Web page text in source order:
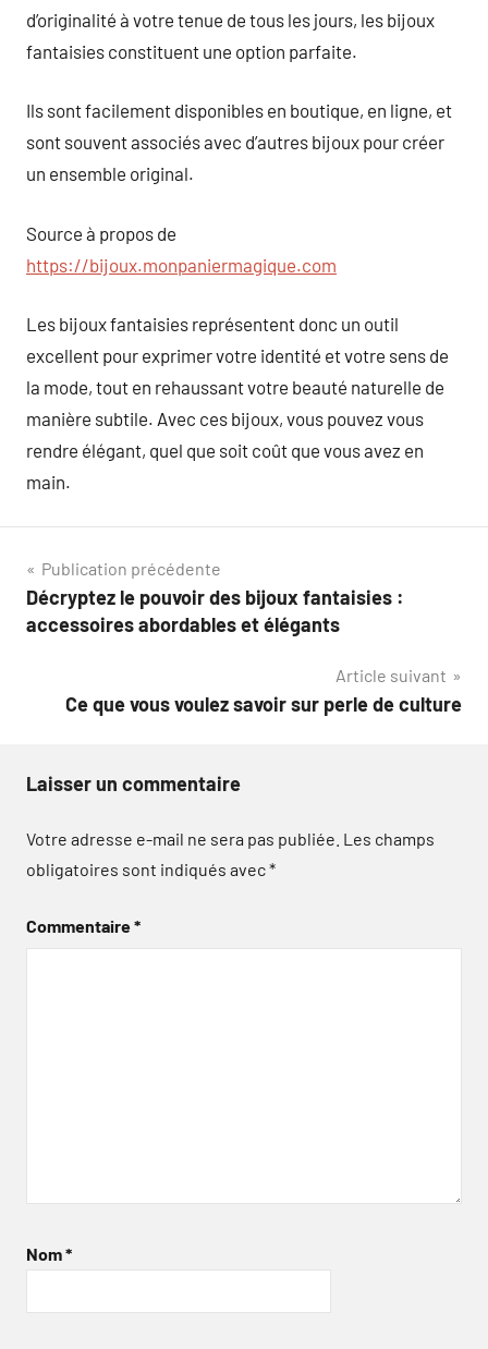
d’originalité à votre tenue de tous les jours, les bijoux
fantaisies constituent une option parfaite.
Ils sont facilement disponibles en boutique, en ligne, et
sont souvent associés avec d’autres bijoux pour créer
un ensemble original.
Source à propos de
https://bijoux.monpaniermagique.com
Les bijoux fantaisies représentent donc un outil
excellent pour exprimer votre identité et votre sens de
la mode, tout en rehaussant votre beauté naturelle de
manière subtile. Avec ces bijoux, vous pouvez vous
rendre élégant, quel que soit coût que vous avez en
main.
Navigation
de
Publication précédente
Décryptez le pouvoir des bijoux fantaisies :
accessoires abordables et élégants
Article suivant
Ce que vous voulez savoir sur perle de culture
Laisser un commentaire
Votre adresse e-mail ne sera pas publiée. Les champs
obligatoires sont indiqués avec*
Commentaire*
Nom*